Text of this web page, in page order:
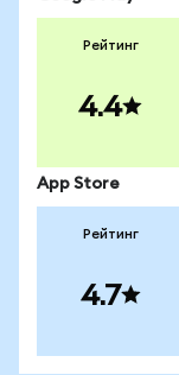
Рейтинг
4.4
App Store
Рейтинг
4.7